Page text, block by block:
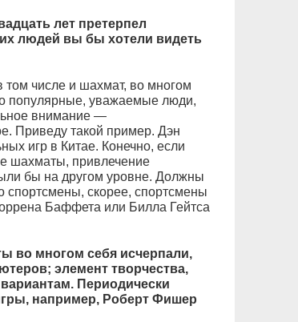
лет претерпел
людей вы бы хотели видеть
том числе и шахмат, во многом
популярные, уважаемые люди,
внимание —
Приведу такой пример. Дэн
игр в Китае. Конечно, если
шахматы, привлечение
бы на другом уровне. Должны
скорее, спортсмены
Баффета или Билла Гейтса
во многом себя исчерпали,
элемент творчества,
Периодически
например, Роберт Фишер